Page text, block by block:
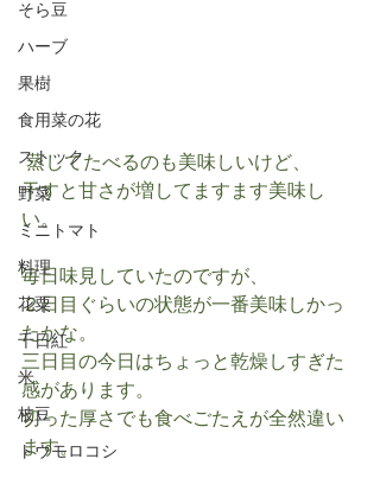
そら豆
ハーブ
果樹
食用菜の花
ストック
野菜
ミニトマト
料理
花粟
千日紅
米
枝豆
トウモロコシ
蒸してたべるのも美味しいけど、
干すと甘さが増してますます美味し
い。
毎日味見していたのですが、
２日目ぐらいの状態が一番美味しかっ
たかな。
三日目の今日はちょっと乾燥しすぎた
感があります。
切った厚さでも食べごたえが全然違い
ます。